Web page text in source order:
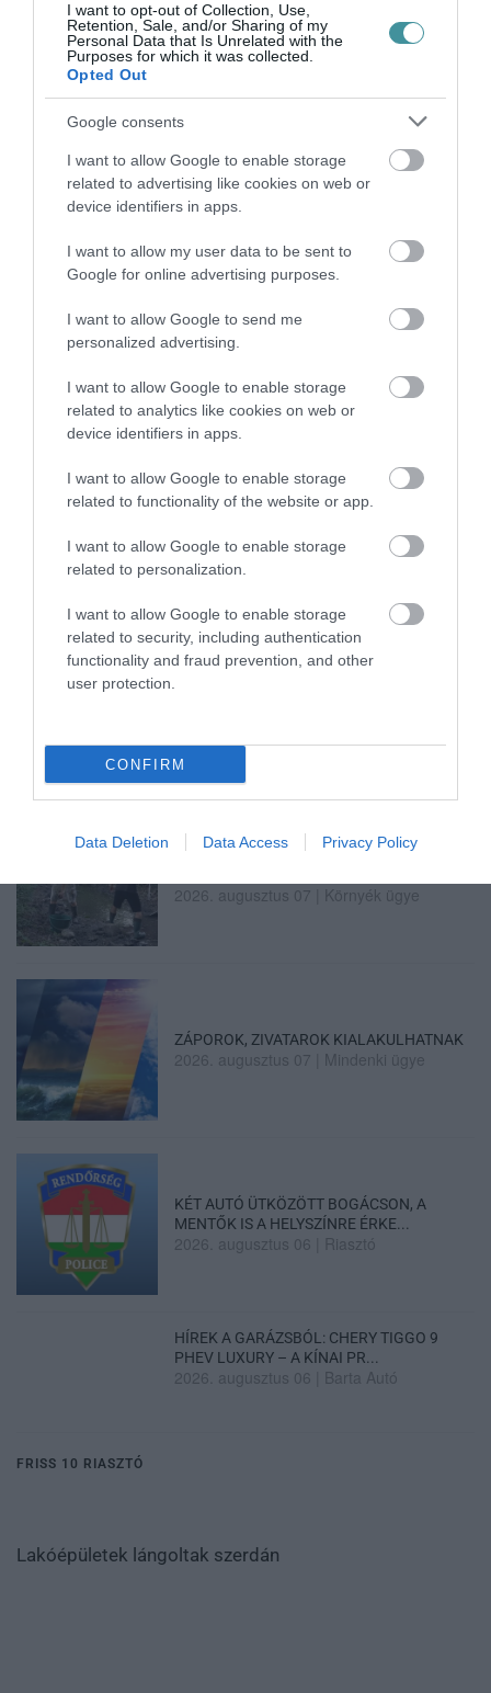
I want to opt-out of Collection, Use,
Retention, Sale, and/or Sharing of my
Personal Data that Is Unrelated with the
Purposes for which it was collected.
Opted Out
Google consents
I want to allow Google to enable storage
related to advertising like cookies on web or
device identifiers in apps.
I want to allow my user data to be sent to
Google for online advertising purposes.
I want to allow Google to send me
personalized advertising.
I want to allow Google to enable storage
related to analytics like cookies on web or
device identifiers in apps.
I want to allow Google to enable storage
related to functionality of the website or app.
I want to allow Google to enable storage
related to personalization.
I want to allow Google to enable storage
related to security, including authentication
functionality and fraud prevention, and other
user protection.
CONFIRM
Data Deletion Data Access Privacy Policy
TÖBB MINT EGY HÓNAP IS LEHET, MIRE
2026. augusztus 07|Mindenki ügye
TANULJ NÉMETÜL OTTHONRÓL: A
DIGITÁLIS TANULÁS ELŐNYEI
ÚJRAINDULNAK A KORÁBBAN
LEÁLLÍTOTT SZOLGÁLTATÁSOK AZ EGRI...
TÍZ ÉVE NEM VOLT ILYEN ALACSONY AZ
2026. augusztus 07|Mindenki ügye
HALMENTÉS SZARVASKŐNÉL: ŐSHONOS
2026. augusztus 07 Környék ügye
ZÁPOROK, ZIVATAROK KIALAKULHATNAK
2026. augusztus 07 Mindenki ügye
KÉT AUTÓ ÜTKÖZÖTT BOGÁCSON, A
MENTŐK IS A HELYSZÍNRE ÉRKE...
2026. augusztus 06 Riasztó
HÍREK A GARÁZSBÓL: CHERY TIGGO 9
PHEV LUXURY – A KÍNAI PR...
2026. augusztus 06 Barta Autó
FRISS 10 RIASZTÓ
Lakóépületek lángoltak szerdán